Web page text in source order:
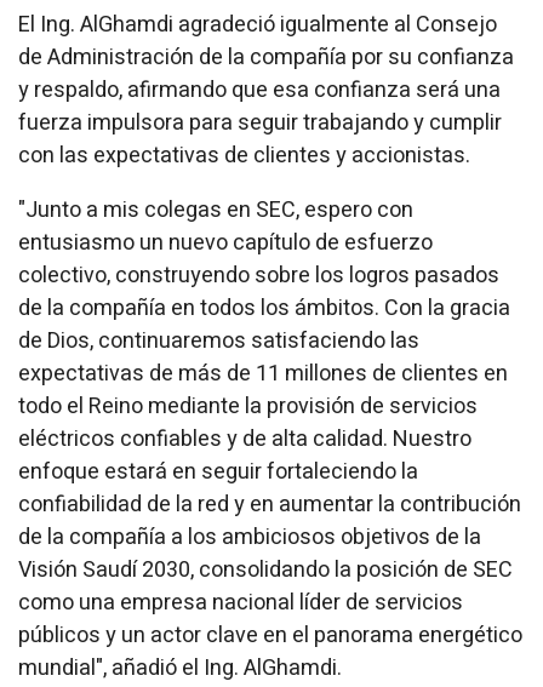
El Ing. AlGhamdi agradeció igualmente al Consejo
de Administración de la compañía por su confianza
y respaldo, afirmando que esa confianza será una
fuerza impulsora para seguir trabajando y cumplir
con las expectativas de clientes y accionistas.
"Junto a mis colegas en SEC, espero con
entusiasmo un nuevo capítulo de esfuerzo
colectivo, construyendo sobre los logros pasados
de la compañía en todos los ámbitos. Con la gracia
de Dios, continuaremos satisfaciendo las
expectativas de más de 11 millones de clientes en
todo el Reino mediante la provisión de servicios
eléctricos confiables y de alta calidad. Nuestro
enfoque estará en seguir fortaleciendo la
confiabilidad de la red y en aumentar la contribución
de la compañía a los ambiciosos objetivos de la
Visión Saudí 2030, consolidando la posición de SEC
como una empresa nacional líder de servicios
públicos y un actor clave en el panorama energético
mundial", añadió el Ing. AlGhamdi.